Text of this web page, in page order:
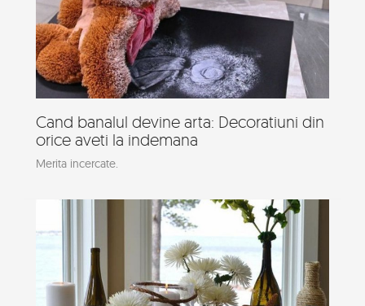
Cand banalul devine arta: Decoratiuni din
orice aveti la indemana
Merita incercate.